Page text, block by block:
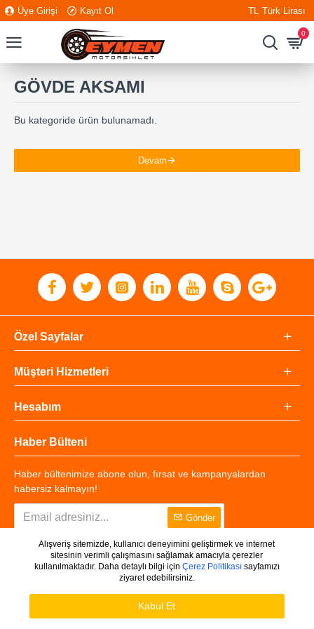
Üye Girişi Kayıt Ol TL Türk Lirası
0
GÖVDE AKSAMI
Bu kategoride ürün bulunamadı.
Devam
Özel Sayfalar
Müşteri Hizmetleri
Hesabım
Haber Bülteni
Haber bültenimize abone olun, fırsat ve kampanyalardan
habersiz kalmayın!
Gönder
Copyright © 2025 - Tüm Hakları Saklıdır.
Alışveriş sitemizde, kullanıcı deneyimini geliştirmek ve internet
sitesinin verimli çalışmasını sağlamak amacıyla çerezler
kullanılmaktadır. Daha detaylı bilgi için Çerez Politikasısayfamızı
ziyaret edebilirsiniz.
Kabul Et
Ürünleri Filtrele